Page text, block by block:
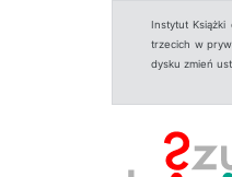
Instytut
trzecich w
dysku zmień